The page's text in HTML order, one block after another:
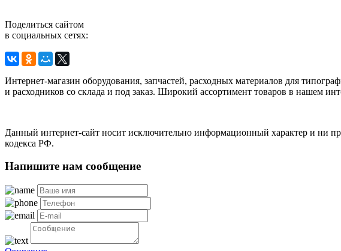
Поделиться сайтом
в социальных сетях:
Интернет-магазин оборудования, запчастей, расходных материалов для
и расходников со склада и под заказ. Широкий ассортимент товаров в нашем
Данный интернет-сайт носит исключительно информационный характер и ни
кодекса РФ.
Напишите нам сообщение